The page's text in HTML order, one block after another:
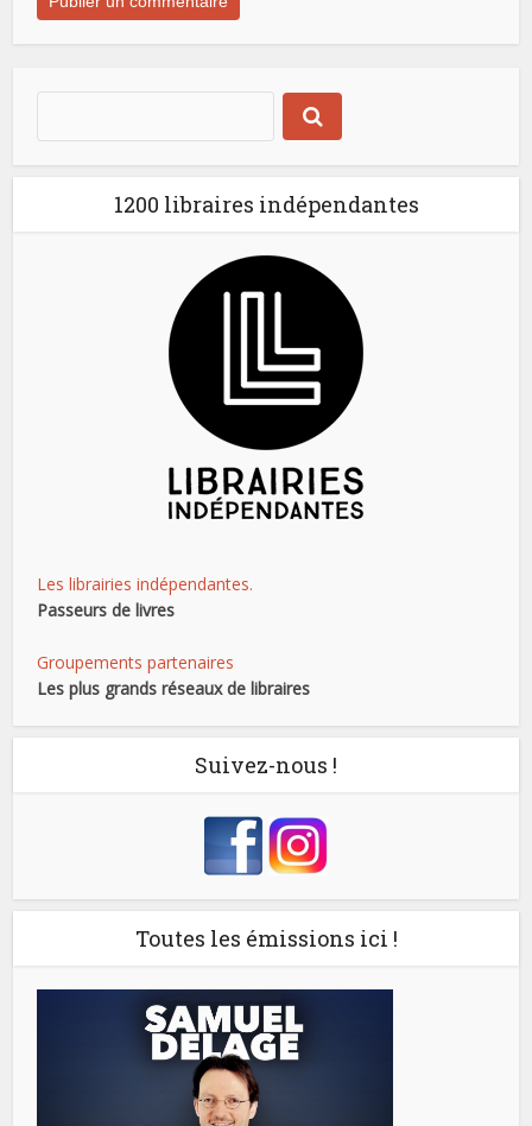
1200 libraires indépendantes
Les librairies indépendantes.
Passeurs de livres
Groupements partenaires
Les plus grands réseaux de libraires
Suivez-nous !
Toutes les émissions ici !